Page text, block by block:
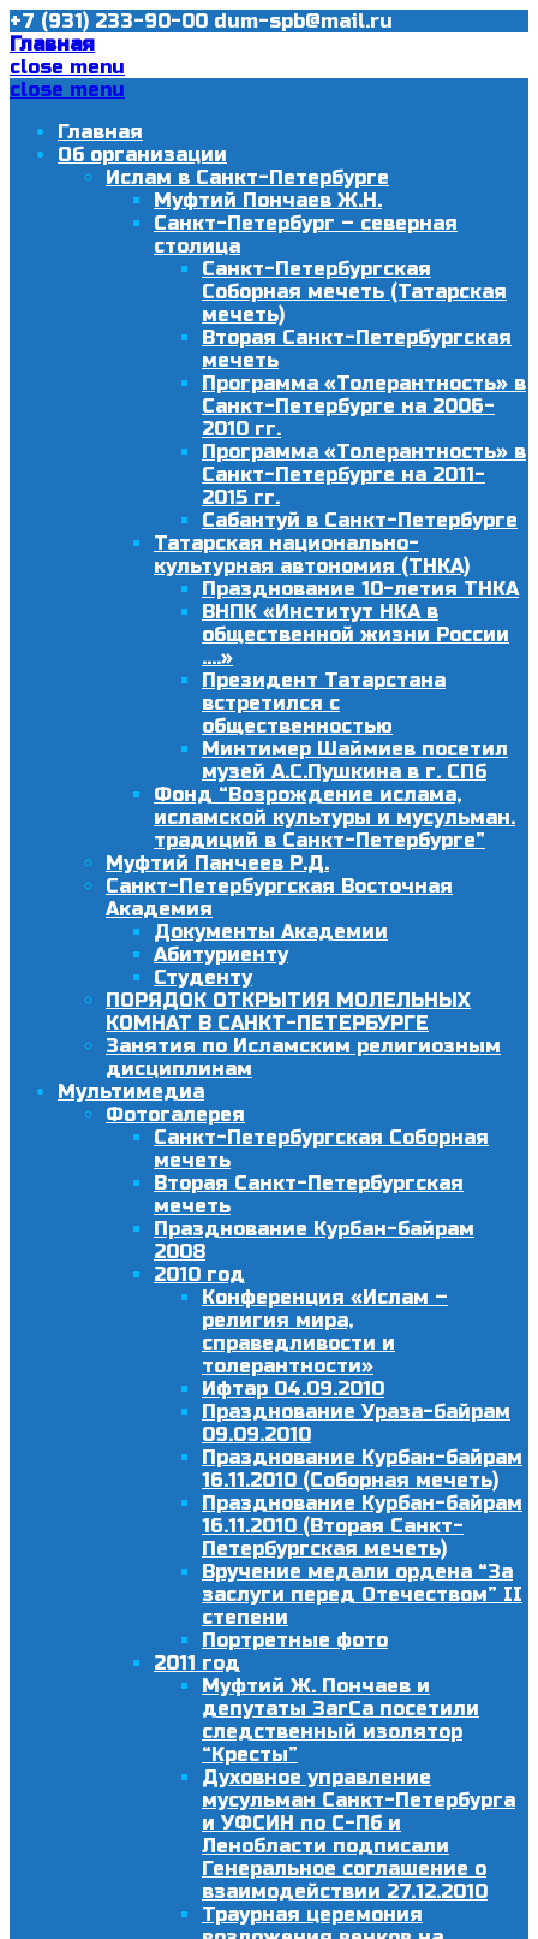
+7 (931) 233-90-00 dum-spb@mail.ru
Главная
close menu
close menu
Главная
Об организации
Ислам в Санкт-Петербурге
Муфтий Пончаев Ж.Н.
Санкт-Петербург – северная
столица
Санкт-Петербургская
Соборная мечеть (Татарская
мечеть)
Вторая Санкт-Петербургская
мечеть
Программа «Толерантность» в
Санкт-Петербурге на 2006-
2010 гг.
Программа «Толерантность» в
Санкт-Петербурге на 2011-
2015 гг.
Сабантуй в Санкт-Петербурге
Татарская национально-
культурная автономия (ТНКА)
Празднование 10-летия ТНКА
ВНПК «Институт НКА в
общественной жизни России
….»
Президент Татарстана
встретился с
общественностью
Минтимер Шаймиев посетил
музей А.С.Пушкина в г. СПб
Фонд “Возрождение ислама,
исламской культуры и мусульман.
традиций в Санкт-Петербурге”
Муфтий Панчеев Р.Д.
Санкт-Петербургская Восточная
Академия
Документы Академии
Абитуриенту
Студенту
ПОРЯДОК ОТКРЫТИЯ МОЛЕЛЬНЫХ
КОМНАТ В САНКТ-ПЕТЕРБУРГЕ
Занятия по Исламским религиозным
дисциплинам
Мультимедиа
Фотогалерея
Санкт-Петербургская Соборная
мечеть
Вторая Санкт-Петербургская
мечеть
Празднование Курбан-байрам
2008
2010 год
Конференция «Ислам –
религия мира,
справедливости и
толерантности»
Ифтар 04.09.2010
Празднование Ураза-байрам
09.09.2010
Празднование Курбан-байрам
16.11.2010 (Соборная мечеть)
Празднование Курбан-байрам
16.11.2010 (Вторая Санкт-
Петербургская мечеть)
Вручение медали ордена “За
заслуги перед Отечеством” II
степени
Портретные фото
2011 год
Муфтий Ж. Пончаев и
депутаты ЗагСа посетили
следственный изолятор
“Кресты”
Духовное управление
мусульман Санкт-Петербурга
и УФСИН по С-Пб и
Ленобласти подписали
Генеральное соглашение о
взаимодействии 27.12.2010
Траурная церемония